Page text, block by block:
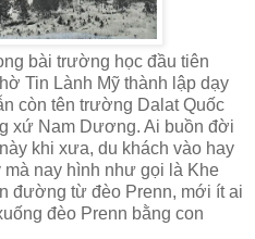
bài trường học đầu tiên
Tin Lành Mỹ thành lập dạy
còn tên trường Dalat Quốc
xứ Nam Dương. Ai buồn đời
khi xưa, du khách vào hay
nay hình như gọi là Khe
đường từ đèo Prenn, mới ít ai
đèo Prenn bằng con